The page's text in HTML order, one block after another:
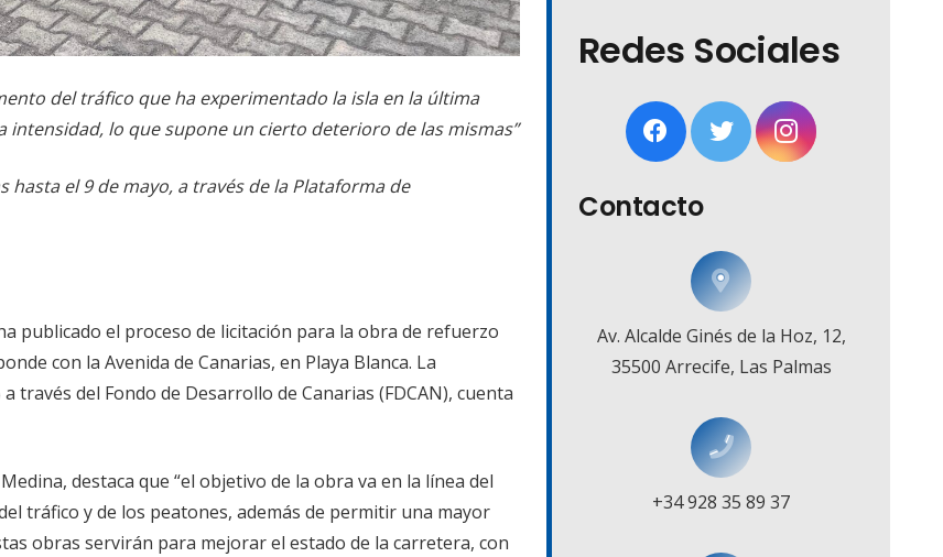
del tráfico que ha experimentado la isla en la última
lo que supone un cierto deterioro de las mismas”
el 9 de mayo, a través de la Plataforma de
publicado el proceso de licitación para la obra de refuerzo
con la Avenida de Canarias, en Playa Blanca. La
través del Fondo de Desarrollo de Canarias (FDCAN), cuenta
destaca que “el objetivo de la obra va en la línea del
tráfico y de los peatones, además de permitir una mayor
obras servirán para mejorar el estado de la carretera, con
Redes Sociales
Contacto
Av. Alcalde Ginés de la Hoz, 12,
35500 Arrecife, Las Palmas
+34 928 35 89 37